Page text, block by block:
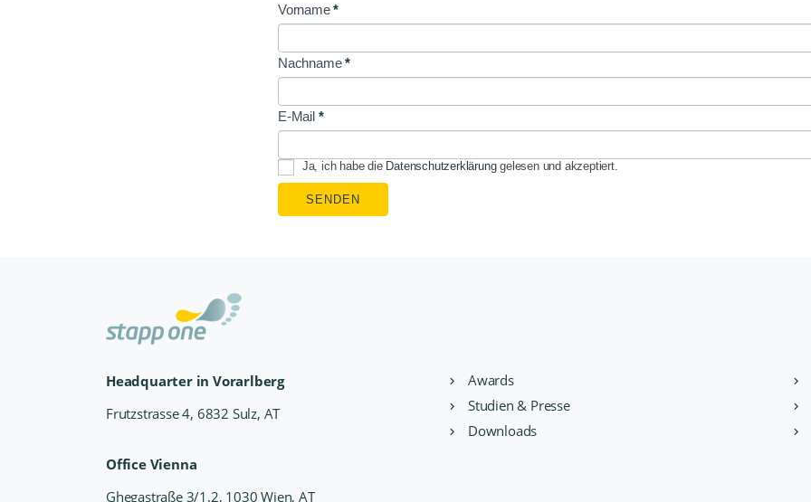
NL
Signup
Vorname*
Nachname*
E-Mail *
Ja, ich habe die Datenschutzerklärunggelesen und akzeptiert.
SENDEN
Headquarter in Vorarlberg
Frutzstrasse 4, 6832 Sulz, AT
Office Vienna
Ghegastraße 3/1.2, 1030 Wien, AT
Awards
Studien & Presse
Downloads